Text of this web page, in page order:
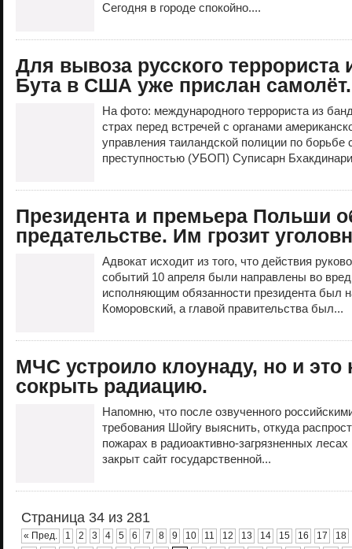
Сегодня в городе спокойно....
Для вывоза русского
Бута в США уже прислан самолёт.
На фото: международного террориста из
страх перед встречей с органами
управления таиландской полиции по борьбе
преступностью (УБОП) Суписарн
Президента и премьера Польши
предательстве. Им грозит
Адвокат исходит из того, что действия
событий 10 апреля были направлены во
исполняющим обязанности президента был
Коморовский, а главой правительства был...
МЧС устроило клоунаду, но и это
сокрыть радиацию.
Напомню, что после озвученного
требования Шойгу выяснить, откуда
пожарах в радиоактивно-загрязненных
закрыт сайт государственной...
Страница 34 из 281
« Пред. 1 2 3 4 5 6 7 8 9 10 11 12 13 14 15 16 17
18